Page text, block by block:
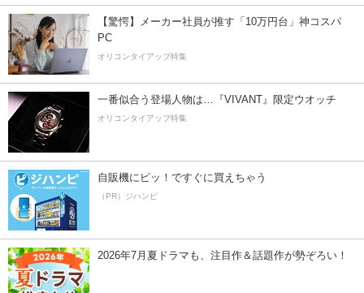
【驚愕】メーカー社員が推す「10万円台」神コスパ
PC
オリコンタイアップ特集
一番似合う登場人物は…『VIVANT』限定ウオッチ
オリコンタイアップ特集
自販機にピッ！ですぐに買えちゃう
（PR）ジハンピ
2026年7月夏ドラマも、注目作＆話題作が勢ぞろい！